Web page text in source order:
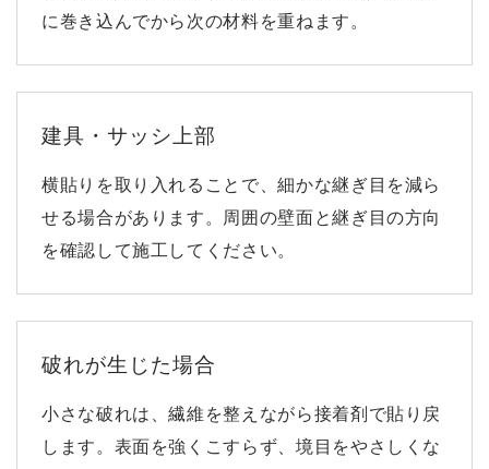
に巻き込んでから次の材料を重ねます。
建具・サッシ上部
横貼りを取り入れることで、細かな継ぎ目を減ら
せる場合があります。周囲の壁面と継ぎ目の方向
を確認して施工してください。
破れが生じた場合
小さな破れは、繊維を整えながら接着剤で貼り戻
します。表面を強くこすらず、境目をやさしくな